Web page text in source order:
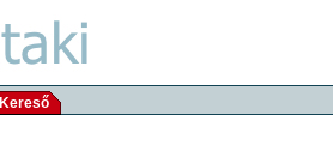
Kereső